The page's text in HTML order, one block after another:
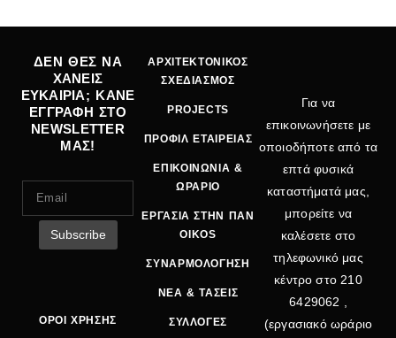
ΔΕΝ ΘΕΣ ΝΑ
ΧΑΝΕΙΣ
ΕΥΚΑΙΡΙΑ; ΚΑΝΕ
ΕΓΓΡΑΦΗ ΣΤΟ
NEWSLETTER
ΜΑΣ!
ΟΡΟΙ ΧΡΗΣΗΣ
ΑΡΧΙΤΕΚΤΟΝΙΚΟΣ
ΣΧΕΔΙΑΣΜΟΣ
PROJECTS
ΠΡΟΦΙΛ ΕΤΑΙΡΕΙΑΣ
ΕΠΙΚΟΙΝΩΝΙΑ &
ΩΡΑΡΙΟ
ΕΡΓΑΣΙΑ ΣΤΗΝ ΠΑΝ
OIKOS
ΣΥΝΑΡΜΟΛΟΓΗΣΗ
ΝΕΑ & ΤΑΣΕΙΣ
ΣΥΛΛΟΓΕΣ
Για να
επικοινωνήσετε με
οποιοδήποτε από τα
επτά φυσικά
καταστήματά μας,
μπορείτε να
καλέσετε στο
τηλεφωνικό μας
κέντρο στο 210
6429062
(εργασιακό ωράριο